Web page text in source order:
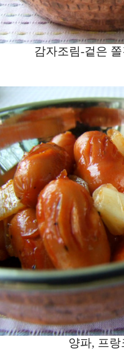
감자조림-겉은
양파, 프